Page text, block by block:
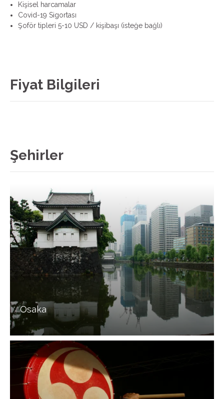
Kişisel harcamalar
Covid-19 Sigortası
Şoför tipleri 5-10 USD / kişibaşı (isteğe bağlı)
Fiyat Bilgileri
Şehirler
Osaka